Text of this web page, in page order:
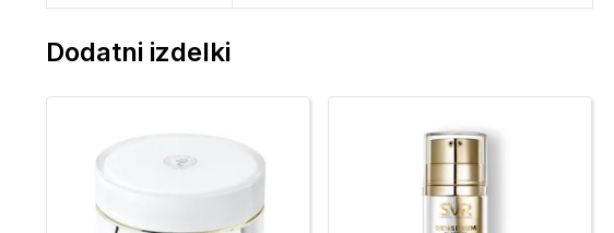
Dodatni izdelki